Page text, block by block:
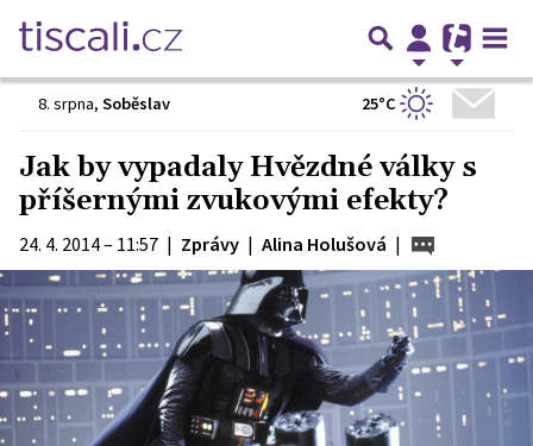
8. srpna, Soběslav 25°C
Jak by vypadaly Hvězdné války s
příšernými zvukovými efekty?
24. 4. 2014 – 11:57 | Zprávy | Alina Holušová |